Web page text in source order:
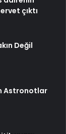
çıktı
Değil
Astronotlar